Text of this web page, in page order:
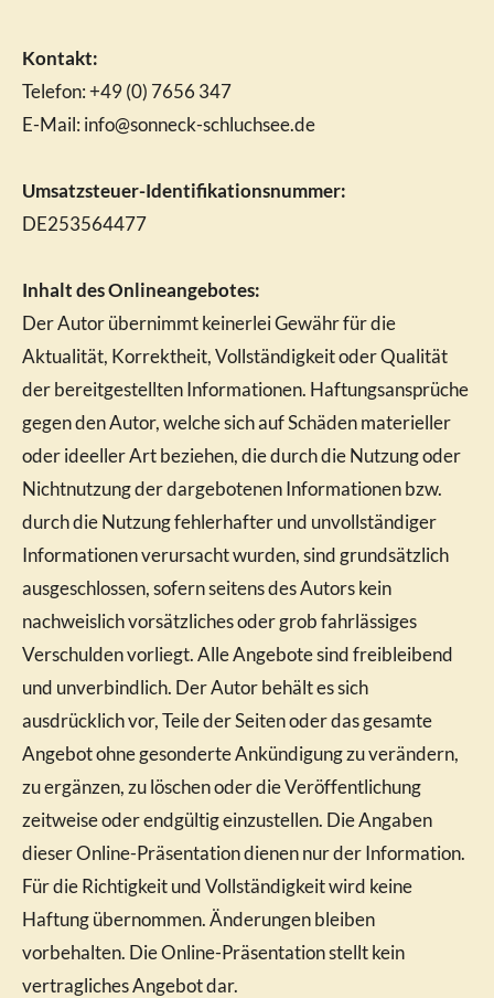
Kontakt:
Telefon: +49 (0) 7656 347
E-Mail: info@sonneck-schluchsee.de
Umsatzsteuer-Identifikationsnummer:
DE253564477
Inhalt des Onlineangebotes:
Der Autor übernimmt keinerlei Gewähr für die
Aktualität, Korrektheit, Vollständigkeit oder Qualität
der bereitgestellten Informationen. Haftungsansprüche
gegen den Autor, welche sich auf Schäden materieller
oder ideeller Art beziehen, die durch die Nutzung oder
Nichtnutzung der dargebotenen Informationen bzw.
durch die Nutzung fehlerhafter und unvollständiger
Informationen verursacht wurden, sind grundsätzlich
ausgeschlossen, sofern seitens des Autors kein
nachweislich vorsätzliches oder grob fahrlässiges
Verschulden vorliegt. Alle Angebote sind freibleibend
und unverbindlich. Der Autor behält es sich
ausdrücklich vor, Teile der Seiten oder das gesamte
Angebot ohne gesonderte Ankündigung zu verändern,
zu ergänzen, zu löschen oder die Veröffentlichung
zeitweise oder endgültig einzustellen. Die Angaben
dieser Online-Präsentation dienen nur der Information.
Für die Richtigkeit und Vollständigkeit wird keine
Haftung übernommen. Änderungen bleiben
vorbehalten. Die Online-Präsentation stellt kein
vertragliches Angebot dar.